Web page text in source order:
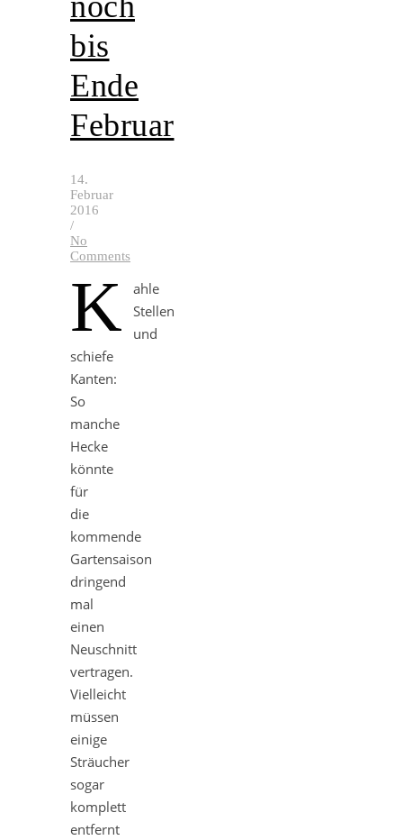
bis
Ende
Februar
14.
Februar
2016
/
No
Comments
K
ahle
Stellen
und
schiefe
Kanten:
So
manche
Hecke
könnte
für
die
kommende
Gartensaison
dringend
mal
einen
Neuschnitt
vertragen.
Vielleicht
müssen
einige
Sträucher
sogar
komplett
entfernt